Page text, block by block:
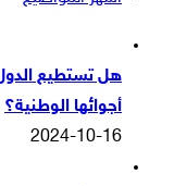
هل تستطيع
أجوائها الوطنية؟
2024-10-16